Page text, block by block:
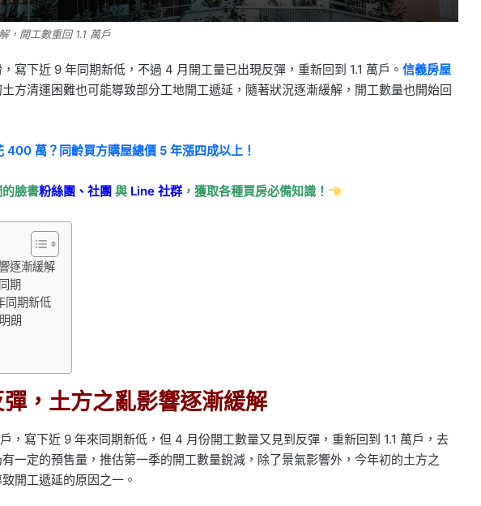
，開工數重回 1.1 萬戶
寫下近 9 年同期新低，不過 4 月開工量已出現反彈，重新回到 1.1 萬戶。 信義房屋
方清運困難也可能導致部分工地開工遞延，隨著狀況逐漸緩解，開工數量也開始回
400 萬？同齡買方購屋總價 5 年漲四成以上！
臉書粉絲團、 社團 與 Line 社群，獲取各種買房必備知識！
逐漸緩解
期
同期新低
朗
，土方之亂影響逐漸緩解
，寫下近 9 年來同期新低，但 4 月份開工數量又見到反彈，重新回到 1.1 萬戶，去
一定的預售量，推估第一季的開工數量銳減，除了景氣影響外，今年初的土方之
開工遞延的原因之一。